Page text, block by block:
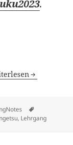
.
, Lehrgang